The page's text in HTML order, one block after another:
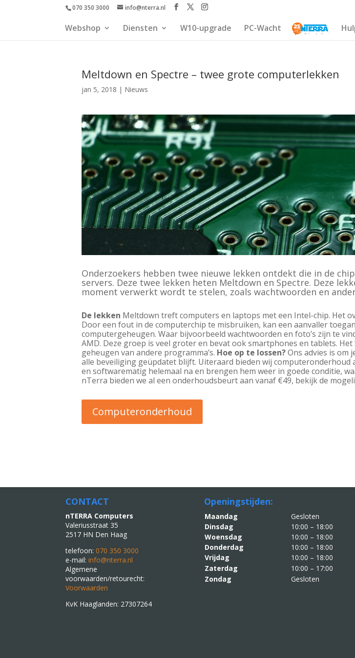
070 350 3000 info@nterra.nl
Webshop Diensten W10-upgrade PC-Wacht
Meltdown en Spectre – twee grote computerlekken
jan 5, 2018 | Nieuws
Onderzoekers hebben twee nieuwe lekken ontdekt die in de
servers. Deze twee lekken heten Meltdown en Spectre. Deze
moment verwerkt wordt te stelen, zoals wachtwoorden en
De lekken Meltdown treft computers en laptops met een Intel-chip. Het
Door een fout in de computerchip te misbruiken, kan een aanvaller
computergeheugen. Waar bijvoorbeeld wachtwoorden en foto’s zijn te
AMD. Deze groep is veel groter en bevat ook smartphones en tablets.
geheugen van andere programma’s. Hoe op te lossen?Ons advies is om
alle beveiliging geüpdatet blijft. Uiteraard bieden wij
en softwarematig helemaal na en brengen hem weer in goede conditie,
nTerra bieden we al een onderhoudsbeurt aan vanaf €49, bekijk de
Computeronderhoud
CONTACT
nTERRA Computers
Valeriusstraat 35
2517 HN Den Haag
telefoon:070 350 3000
e-mail:info@nterra.nl
Algemene
voorwaarden/retourecht:
Voorwaarden
KvK Haaglanden: 27307264
Openingstijden:
Maandag
Gesloten
Dinsdag
10:00 – 18:00
Woensdag
10:00 – 18:00
Donderdag
10:00 – 18:00
Vrijdag
10:00 – 18:00
Zaterdag
10:00 – 17:00
Zondag
Gesloten